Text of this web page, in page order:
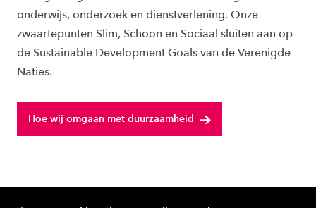
onderwijs, onderzoek en dienstverlening. Onze
zwaartepunten Slim, Schoon en Sociaal sluiten aan op
de Sustainable Development Goals van de Verenigde
Naties.
Hoe wij omgaan met duurzaamheid